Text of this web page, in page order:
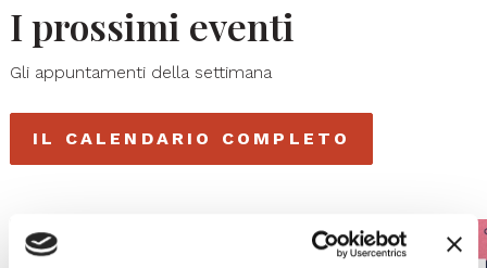
I prossimi eventi
Gli appuntamenti della settimana
IL CALENDARIO COMPLETO